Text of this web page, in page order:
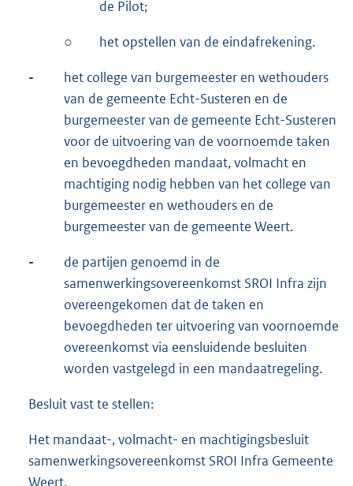
de Pilot;
○ het opstellen van de eindafrekening.
-
het college van burgemeester en wethouders
van de gemeente Echt-Susteren en de
burgemeester van de gemeente Echt-Susteren
voor de uitvoering van de voornoemde taken
en bevoegdheden mandaat, volmacht en
machtiging nodig hebben van het college van
burgemeester en wethouders en de
burgemeester van de gemeente Weert.
-
de partijen genoemd in de
samenwerkingsovereenkomst SROI Infra zijn
overeengekomen dat de taken en
bevoegdheden ter uitvoering van voornoemde
overeenkomst via eensluidende besluiten
worden vastgelegd in een mandaatregeling.
Besluit vast te stellen:
Het mandaat-, volmacht- en machtigingsbesluit
samenwerkingsovereenkomst SROI Infra Gemeente
Weert.